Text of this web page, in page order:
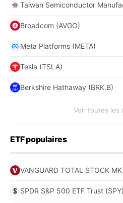
Taiwan Semiconductor
Broadcom (AVGO)
Meta Platforms (META)
Tesla (TSLA)
Berkshire Hathaway (BRK.B)
Voir toutes les
ETF populaires
VANGUARD TOTAL STOCK
SPDR S&P 500 ETF Trust (SPY)